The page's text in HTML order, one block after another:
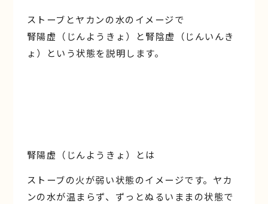
ストーブとヤカンの水のイメージで
腎陽虚（じんようきょ）と腎陰虚（じんいんき
ょ）という状態を説明します。
腎陽虚（じんようきょ）とは
ストーブの火が弱い状態のイメージです。ヤカ
ンの水が温まらず、ずっとぬるいままの状態で